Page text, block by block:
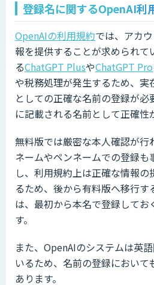
登録名に関するOpenAI利
OpenAIの利用規約では、アカ
報を提供することが求められて
るChatGPT PlusやChatGPT Pro
や税務処理が発生するため、実
としての正確な名前の登録が必
に記載される名前として正確性
無料版では厳密な本人確認が行
ネームやペンネームでの登録も
し、利用規約上は正確な情報
るため、後から有料版へ移行
は、最初から本名で登録してお
す。
また、OpenAIのシステムは英
いるため、名前の登録において
あります。